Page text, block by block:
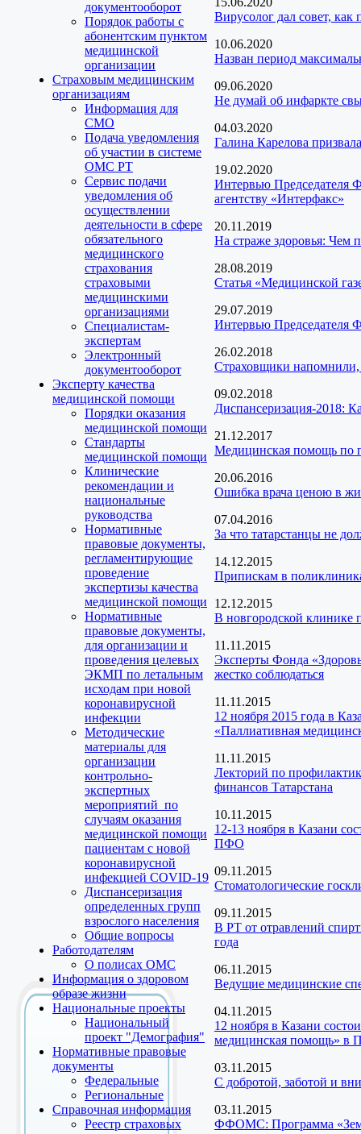
документооборот
Порядок работы с
абонентским пунктом
медицинской
организации
Страховым медицинским
организациям
Информация для
СМО
Подача уведомления
об участии в системе
ОМС РТ
Сервис подачи
уведомления об
осуществлении
деятельности в сфере
обязательного
медицинского
страхования
страховыми
медицинскими
организациями
Специалистам-
экспертам
Электронный
документооборот
Эксперту качества
медицинской помощи
Порядки оказания
медицинской помощи
Стандарты
медицинской помощи
Клинические
рекомендации и
национальные
руководства
Нормативные
правовые документы,
регламентирующие
проведение
экспертизы качества
медицинской помощи
Нормативные
правовые документы,
для организации и
проведения целевых
ЭКМП по летальным
исходам при новой
коронавирусной
инфекции
Методические
материалы для
организации
контрольно-
экспертных
мероприятий по
случаям оказания
медицинской помощи
пациентам с новой
коронавирусной
инфекцией COVID-19
Диспансеризация
определенных групп
взрослого населения
Общие вопросы
Работодателям
О полисах ОМС
Информация о здоровом
образе жизни
Национальные проекты
Национальный
проект "Демография"
Нормативные правовые
документы
Федеральные
Региональные
Справочная информация
Реестр страховых
Вирусолог дал совет, как
10.06.2020
Назван период
09.06.2020
Не думай об инфаркте
04.03.2020
Галина Карелова
19.02.2020
Интервью Председателя
агентству «Интерфакс»
20.11.2019
На страже здоровья: Чем
28.08.2019
Статья «Медицинской
29.07.2019
Интервью Председателя
26.02.2018
Страховщики
09.02.2018
Диспансеризация-2018:
21.12.2017
Медицинская помощь по
20.06.2016
Ошибка врача ценою в
07.04.2016
За что татарстанцы не
14.12.2015
Припискам в
12.12.2015
В новгородской
11.11.2015
Эксперты Фонда
жестко соблюдаться
11.11.2015
12 ноября 2015 года в
«Паллиативная
11.11.2015
Лекторий по
финансов Татарстана
10.11.2015
12-13 ноября в Казани
ПФО
09.11.2015
Стоматологические
09.11.2015
В РТ от отравлений
года
06.11.2015
Ведущие медицинские
04.11.2015
12 ноября в Казани
медицинская помощь» в
03.11.2015
С добротой, заботой и
03.11.2015
ФФОМС: Программа